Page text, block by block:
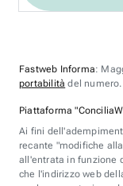
Fastweb Informa:
portabilità del numero.
Piattaforma
Ai fini
recante "modifiche
all'entrata in funzione
che l'indirizzo web